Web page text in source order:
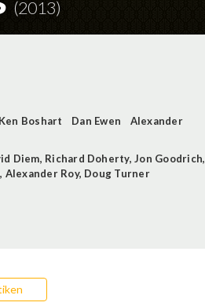
(2013)
Ken Boshart Dan Ewen
Alexander
Diem, Richard Doherty,Jon Goodrich,
, Alexander Roy, Doug Turner